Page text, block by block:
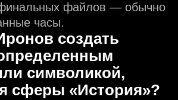
файлов — обычно
часы.
создать
символикой,
сферы «История»?